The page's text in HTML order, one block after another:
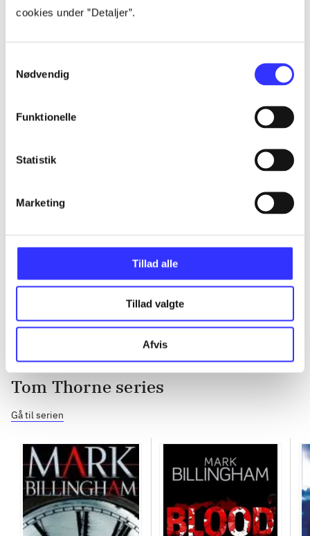
cookies under ”Detaljer”.
Nødvendig
Funktionelle
Statistik
Marketing
Tillad alle
Tillad valgte
Afvis
...
Tom Thorne series
Gå til serien